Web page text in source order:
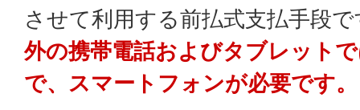
させて利用する前払式支払手段
外の携帯電話およびタブレット
で、スマートフォンが必要です。